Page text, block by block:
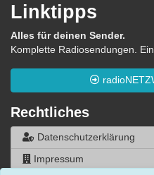
Linktipps
Alles für deinen Sender.
Komplette Radiosendungen.
Rechtliches
Datenschutzerklärung
Impressum